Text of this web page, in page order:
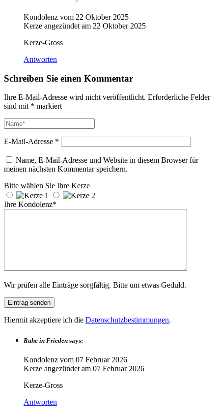
Kondolenz vom 22 Oktober 2025
Kerze angezündet am 22 Oktober 2025
Kerze-Gross
Antworten
Schreiben Sie einen Kommentar
Ihre E-Mail-Adresse wird nicht veröffentlicht. Erforderliche Felder
sind mit * markiert
E-Mail-Adresse *
Name, E-Mail-Adresse und Website in diesem Browser für
meinen nächsten Kommentar speichern.
Bitte wählen Sie Ihre Kerze
Ihre Kondolenz*
Wir prüfen alle Einträge sorgfältig. Bitte um etwas Geduld.
Hiermit akzeptiere ich die Datenschutzbestimmungen.
Ruhe in Frieden says:
Kondolenz vom 07 Februar 2026
Kerze angezündet am 07 Februar 2026
Kerze-Gross
Antworten